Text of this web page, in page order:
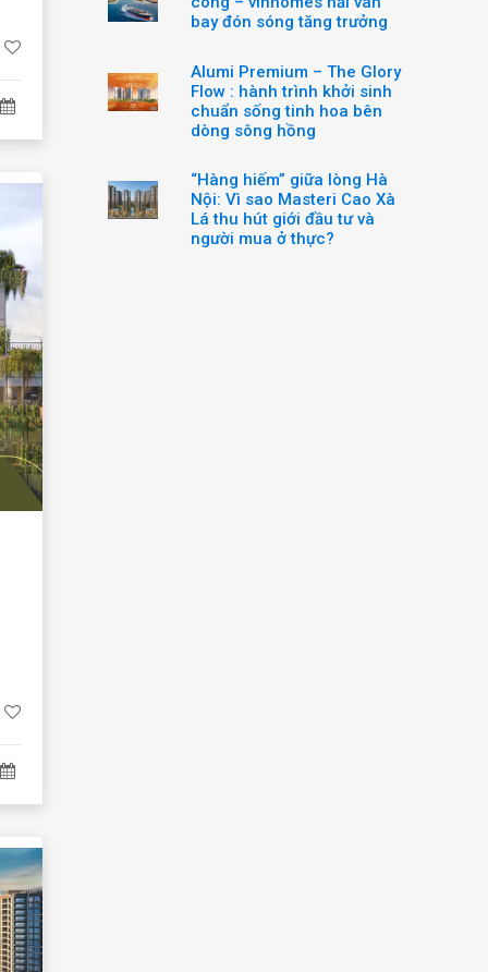
bay đón sóng tăng trưởng
Alumi Premium – The Glory
Flow : hành trình khởi sinh
chuẩn sống tinh hoa bên
dòng sông hồng
“Hàng hiếm” giữa lòng Hà
Nội: Vì sao Masteri Cao Xà
Lá thu hút giới đầu tư và
người mua ở thực?